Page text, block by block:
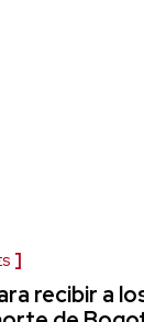
recibir a